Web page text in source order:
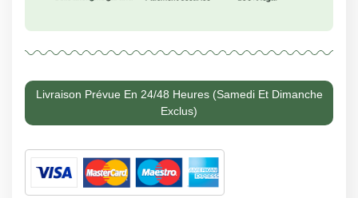
Livraison Prévue En 24/48 Heures (samedi Et Dimanche
Exclus)